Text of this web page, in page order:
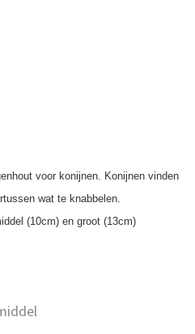
voor konijnen. Konijnen vinden
wat te knabbelen.
(10cm) en groot (13cm)